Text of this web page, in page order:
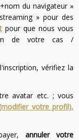
du navigateur »
» pour des
pour que nous vous
de votre cas /
vérifiez la
avatar etc. ; vous
votre profil),
annuler votre